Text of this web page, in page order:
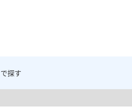
で探す